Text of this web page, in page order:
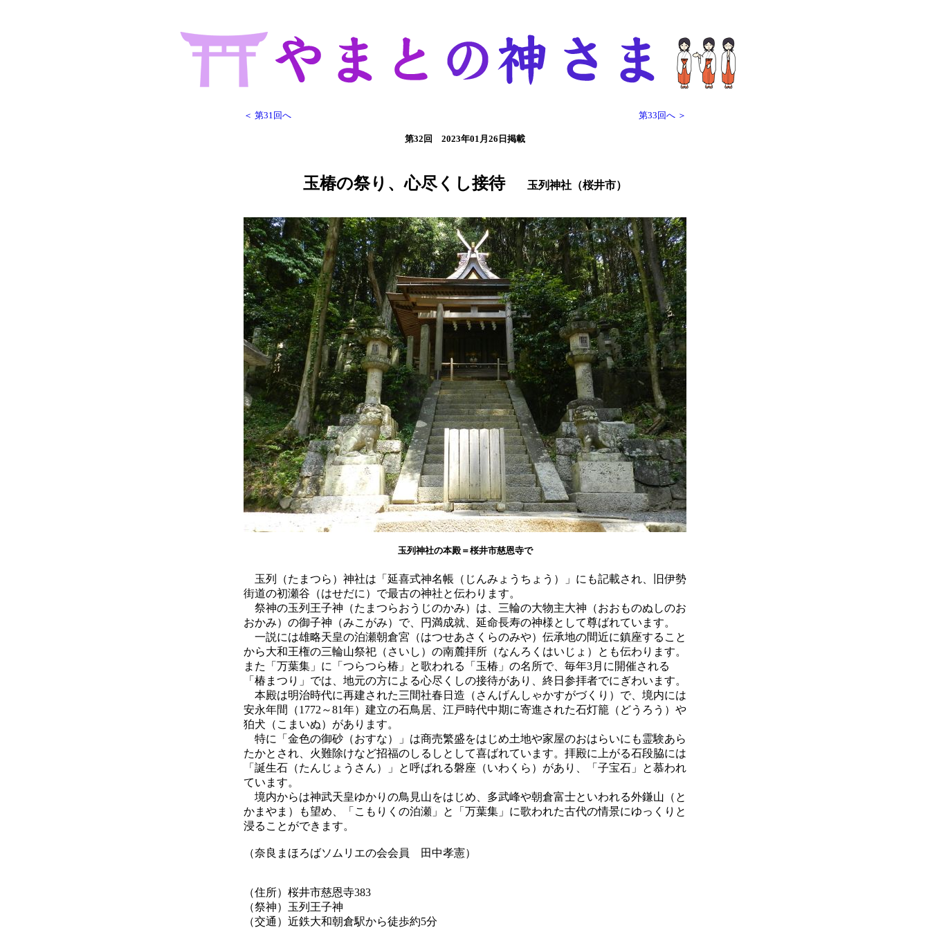
＜ 第31回へ 第33回へ ＞
第32回 2023年01月26日掲載
玉椿の祭り、心尽くし接待玉列神社（桜井市）
玉列神社の本殿＝桜井市慈恩寺で
玉列（たまつら）神社は「延喜式神名帳（じんみょうちょう）」にも記載され、旧伊勢
街道の初瀬谷（はせだに）で最古の神社と伝わります。
祭神の玉列王子神（たまつらおうじのかみ）は、三輪の大物主大神（おおものぬしのお
おかみ）の御子神（みこがみ）で、円満成就、延命長寿の神様として尊ばれています。
一説には雄略天皇の泊瀬朝倉宮（はつせあさくらのみや）伝承地の間近に鎮座すること
から大和王権の三輪山祭祀（さいし）の南麓拝所（なんろくはいじょ）とも伝わります。
また「万葉集」に「つらつら椿」と歌われる「玉椿」の名所で、毎年3月に開催される
「椿まつり」では、地元の方による心尽くしの接待があり、終日参拝者でにぎわいます。
本殿は明治時代に再建された三間社春日造（さんげんしゃかすがづくり）で、境内には
安永年間（1772～81年）建立の石鳥居、江戸時代中期に寄進された石灯籠（どうろう）や
狛犬（こまいぬ）があります。
特に「金色の御砂（おすな）」は商売繁盛をはじめ土地や家屋のおはらいにも霊験あら
たかとされ、火難除けなど招福のしるしとして喜ばれています。拝殿に上がる石段脇には
「誕生石（たんじょうさん）」と呼ばれる磐座（いわくら）があり、「子宝石」と慕われ
ています。
境内からは神武天皇ゆかりの鳥見山をはじめ、多武峰や朝倉富士といわれる外鎌山（と
かまやま）も望め、「こもりくの泊瀬」と「万葉集」に歌われた古代の情景にゆっくりと
浸ることができます。
（奈良まほろばソムリエの会会員 田中孝憲）
（住所）桜井市慈恩寺383
（祭神）玉列王子神
（交通）近鉄大和朝倉駅から徒歩約5分